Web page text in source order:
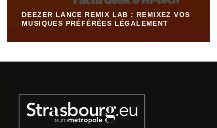
DEEZER LANCE REMIX LAB : REMIXEZ VOS
MUSIQUES PRÉFÉRÉES LÉGALEMENT